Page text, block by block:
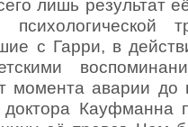
лишь результат
психологической
с Гарри, в
момента аварии до
доктора Кауфманна